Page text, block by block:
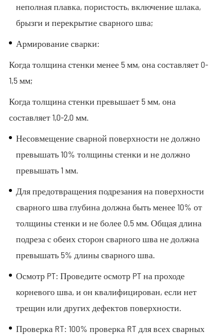
неполная плавка, пористость, включение шлака,
брызги и перекрытие сварного шва;
Армирование сварки:
Когда толщина стенки менее 5 мм, она составляет 0-
1,5 мм;
Когда толщина стенки превышает 5 мм, она
составляет 1,0-2,0 мм.
Несовмещение сварной поверхности не должно
превышать 10% толщины стенки и не должно
превышать 1 мм.
Для предотвращения подрезания на поверхности
сварного шва глубина должна быть менее 10% от
толщины стенки и не более 0,5 мм. Общая длина
подреза с обеих сторон сварного шва не должна
превышать 5% длины сварного шва.
Осмотр PT: Проведите осмотр PT на проходе
корневого шва, и он квалифицирован, если нет
трещин или других дефектов поверхности.
Проверка RT: 100% проверка RT для всех сварных